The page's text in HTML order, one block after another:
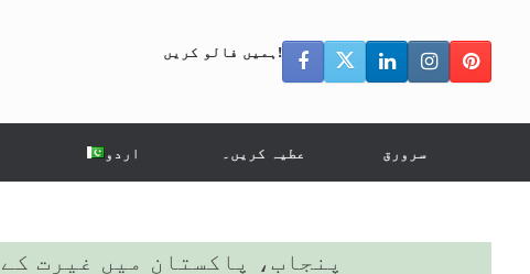
ہمیں فالو کریں!
اردو عطیہ کریں۔ سرورق
پنجاب، پاکستان میں غیرت